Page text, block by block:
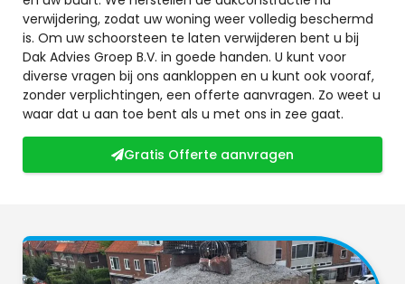
verwijdering, zodat uw woning weer volledig beschermd
is. Om uw schoorsteen te laten verwijderen bent u bij
Dak Advies Groep B.V. in goede handen. U kunt voor
diverse vragen bij ons aankloppen en u kunt ook vooraf,
zonder verplichtingen, een offerte aanvragen. Zo weet u
waar dat u aan toe bent als u met ons in zee gaat.
Gratis Offerte aanvragen